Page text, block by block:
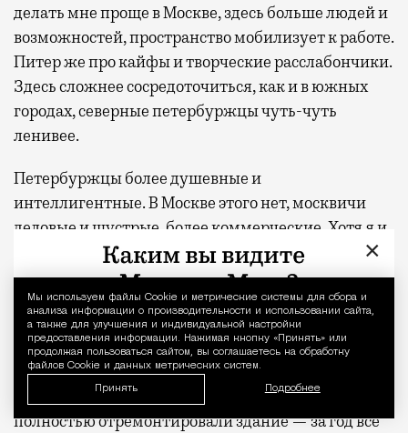
Уведомление
Мы используем файлы Сookie и метрические системы для сбора и
анализа информации о производительности и использовании сайта,
а также для улучшения и индивидуальной настройки
предоставления информации. Нажимая кнопку «Принять» или
продолжая пользоваться сайтом, вы соглашаетесь на обработку
файлов Cookie и данных метрических систем.
Принять Подробнее
делать мне проще в Москве, здесь больше людей и
возможностей, пространство мобилизует к работе.
Питер же про кайфы и творческие расслабончики.
Здесь сложнее сосредоточиться, как и в южных
городах, северные петербуржцы чуть-чуть
ленивее.
Петербуржцы более душевные и
интеллигентные. В Москве этого нет, москвичи
деловые и шустрые, более коммерческие. Хотя я и
петербуржец, но директора театра выбирали все-
таки не по прописке, а по иным параметрам.
Театр «На Страстном»…
Не видел ремонта 23 года: все было черным,
пыльным, кресла драные, туалеты сломанные. Мы
полностью отремонтировали здание — за год все
×